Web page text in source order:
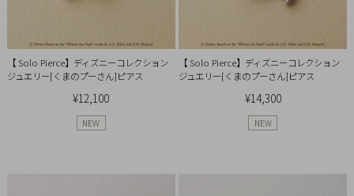
【 Solo Pierce】ディズニーコレクション
ジュエリー[くまのプーさん]ピアス
¥12,100
NEW
【 Solo Pierce】ディズニーコレクション
ジュエリー[くまのプーさん]ピアス
¥14,300
NEW
定
商